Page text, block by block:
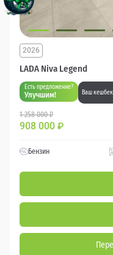
LADA Niva Legend
2026
Есть предложение?
Улучшим! Ваш кешбек
1 258 000 ₽
908 000 ₽
Бензин